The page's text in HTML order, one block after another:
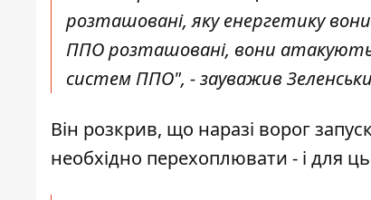
розташовані, яку енергетику
ППО розташовані, вони
систем ППО", - зауважив
Він розкрив, що наразі ворог
необхідно перехоплювати - і для